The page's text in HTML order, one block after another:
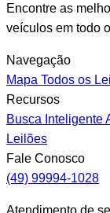
Encontre as
veículos em todo
Navegação
Mapa Todos os
Recursos
Busca Inteligente
Leilões
Fale Conosco
(49) 99994-1028
Atendimento de